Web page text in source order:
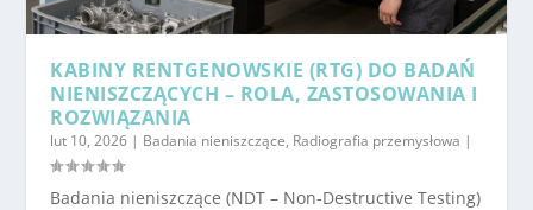
KABINY RENTGENOWSKIE (RTG) DO BADAŃ
NIENISZCZĄCYCH – ROLA, ZASTOSOWANIA I
ROZWIĄZANIA
lut 10, 2026 | Badania nieniszczące, Radiografia przemysłowa |
Badania nieniszczące (NDT – Non-Destructive Testing)